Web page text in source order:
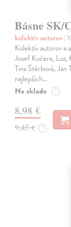
Básne SK/
kolektív autorov|
Kolektív autorov a
Josef Kučera, Luz,
Tina Štěrbová,
najlepších…
Na sklade ?
8,98 €
9,45 € ?